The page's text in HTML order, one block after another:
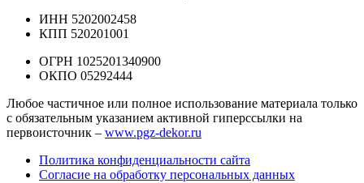
ИНН 5202002458
КПП 520201001
ОГРН 1025201340900
ОКПО 05292444
Любое частичное или полное использование материала только
с обязательным указанием активной гиперссылки на
первоисточник – www.pgz-dekor.ru
Политика конфиденциальности сайта
Согласие на обработку персональных данных